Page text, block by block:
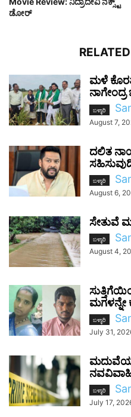
ಡೋರ್
ಮಳೆ
ಬಳ್ಳಾರಿ
August 7,
ದಲಿತ
ಬಳ್ಳಾರಿ
August 6,
ಸೇತುವೆ
ಬಳ್ಳಾರಿ
August 4,
ಮಗಳನ್ನೇ
ಬಳ್ಳಾರಿ
July 31,
ಬಳ್ಳಾರಿ
July 17,